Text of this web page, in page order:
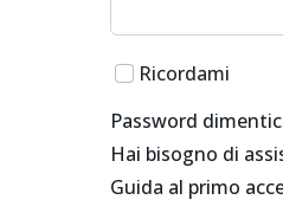
Ricordami
Password
Hai bisogno di
Guida al primo